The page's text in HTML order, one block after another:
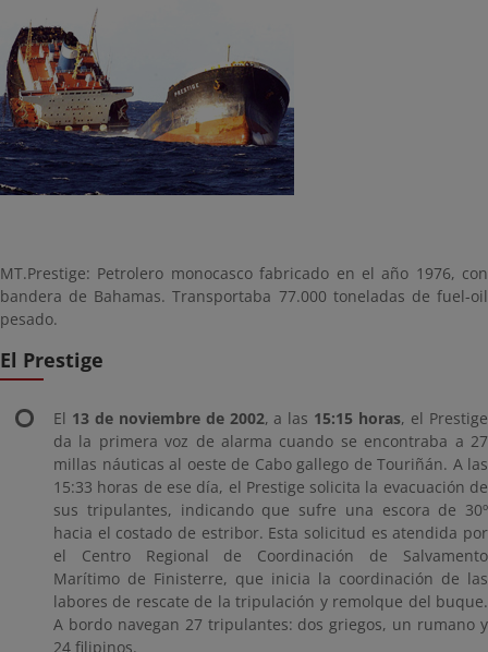
MT.Prestige: Petrolero monocasco fabricado en el año 1976, con
bandera de Bahamas. Transportaba 77.000 toneladas de fuel-oil
pesado.
El Prestige
El 13 de noviembre de 2002, a las 15:15 horas, el Prestige
da la primera voz de alarma cuando se encontraba a 27
millas náuticas al oeste de Cabo gallego de Touriñán. A las
15:33 horas de ese día, el Prestige solicita la evacuación de
sus tripulantes, indicando que sufre una escora de 30º
hacia el costado de estribor. Esta solicitud es atendida por
el Centro Regional de Coordinación de Salvamento
Marítimo de Finisterre, que inicia la coordinación de las
labores de rescate de la tripulación y remolque del buque.
A bordo navegan 27 tripulantes: dos griegos, un rumano y
24 filipinos.